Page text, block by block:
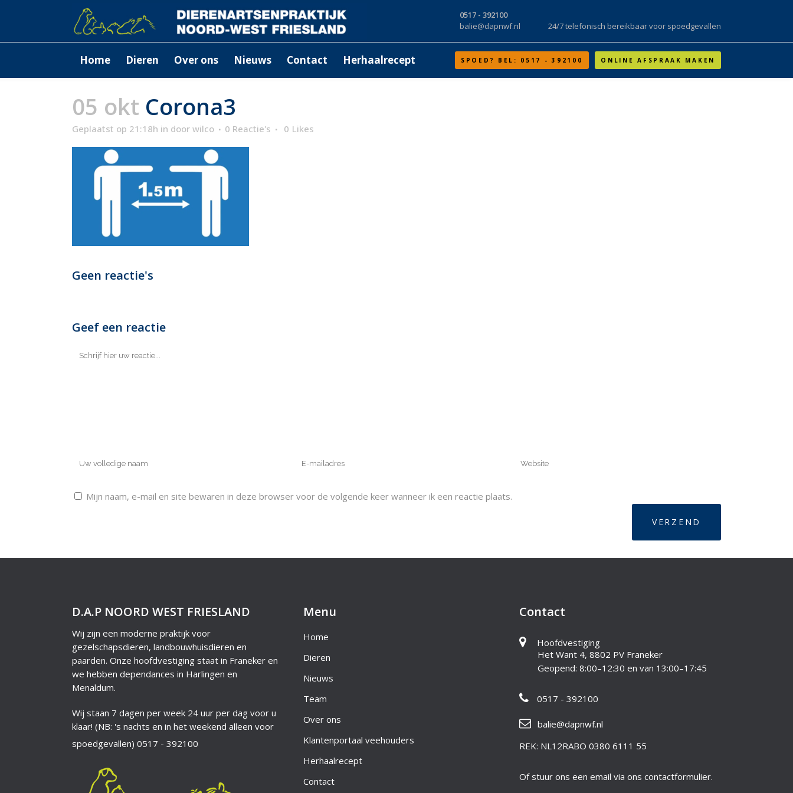
0517 - 392100
balie@dapnwf.nl
24/7 telefonisch bereikbaar voor spoedgevallen
Home Dieren Over ons Nieuws Contact Herhaalrecept SPOED? BEL: 0517 - 392100 ONLINE AFSPRAAK MAKEN
05 okt Corona3
Geplaatst op 21:18h in door wilco 0 Reactie's 0 Likes
Geen reactie's
Geef een reactie
Mijn naam, e-mail en site bewaren in deze browser voor de volgende keer wanneer ik een reactie plaats.
D.A.P NOORD WEST FRIESLAND
Wij zijn een moderne praktijk voor
gezelschapsdieren, landbouwhuisdieren en
paarden. Onze hoofdvestiging staat in Franeker en
we hebben dependances in Harlingen en
Menaldum.
Wij staan 7 dagen per week 24 uur per dag voor u
klaar! (NB: 's nachts en in het weekend alleen voor
spoedgevallen) 0517 - 392100
Menu
Home
Dieren
Nieuws
Team
Over ons
Klantenportaal veehouders
Herhaalrecept
Contact
Contact
Hoofdvestiging
Het Want 4, 8802 PV Franeker
Geopend: 8:00–12:30 en van 13:00–17:45
0517 - 392100
balie@dapnwf.nl
REK: NL12RABO 0380 6111 55
Of stuur ons een email via ons contactformulier.